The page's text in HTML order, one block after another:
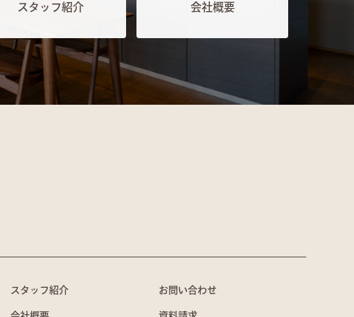
スタッフ紹介 会社概要
スタッフ紹介 お問い合わせ